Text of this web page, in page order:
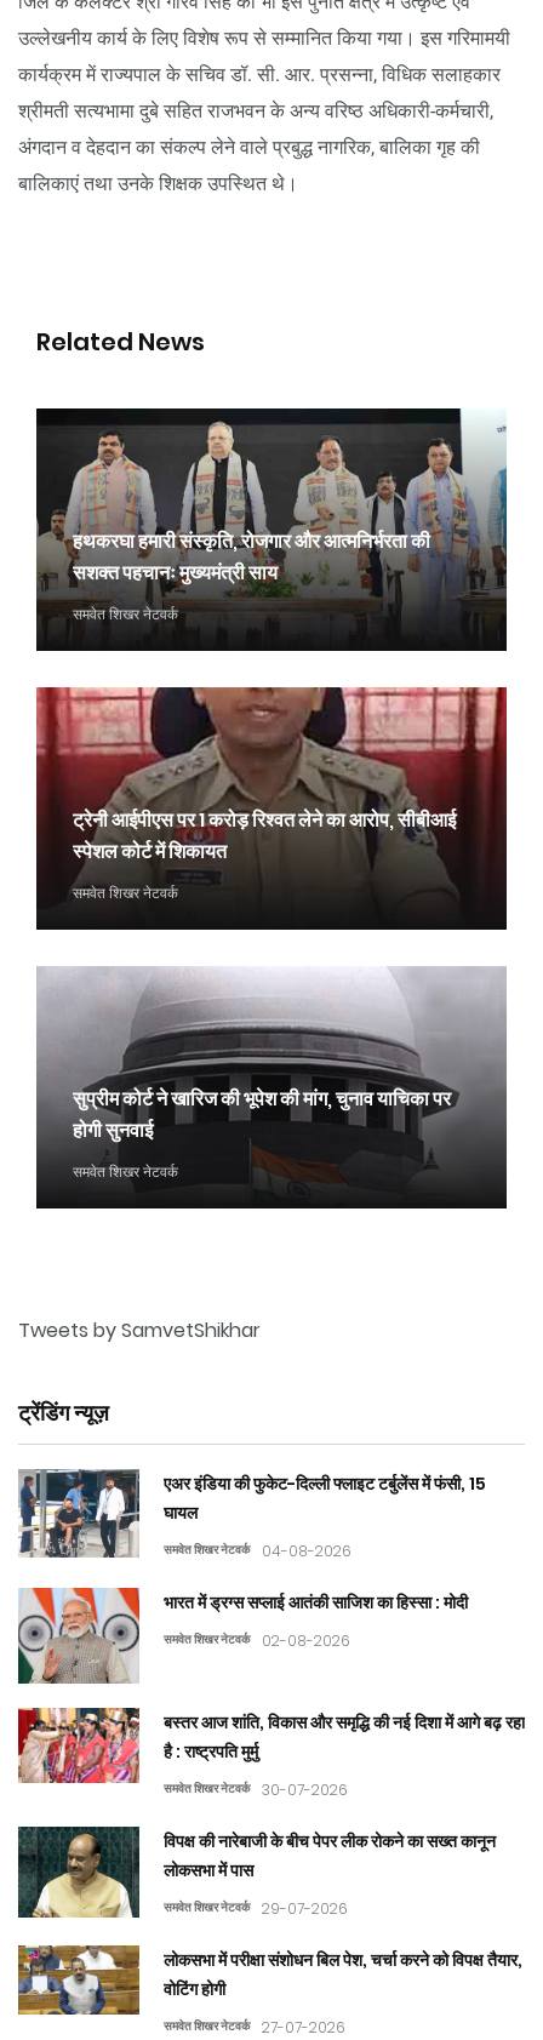
उल्लेखनीय कार्य के लिए विशेष रूप से सम्मानित किया गया। इस गरिमामयी
कार्यक्रम में राज्यपाल के सचिव डॉ. सी. आर. प्रसन्ना, विधिक सलाहकार
श्रीमती सत्यभामा दुबे सहित राजभवन के अन्य वरिष्ठ अधिकारी-कर्मचारी,
अंगदान व देहदान का संकल्प लेने वाले प्रबुद्ध नागरिक, बालिका गृह की
बालिकाएं तथा उनके शिक्षक उपस्थित थे।
Related News
हथकरघा हमारी संस्कृति, रोजगार और आत्मनिर्भरता की
सशक्त पहचानः मुख्यमंत्री साय
समवेत शिखर नेटवर्क
ट्रेनी आईपीएस पर 1 करोड़ रिश्वत लेने का आरोप, सीबीआई
स्पेशल कोर्ट में शिकायत
समवेत शिखर नेटवर्क
सुप्रीम कोर्ट ने खारिज की भूपेश की मांग, चुनाव याचिका पर
होगी सुनवाई
समवेत शिखर नेटवर्क
Tweets by SamvetShikhar
ट्रेंडिंग न्यूज़
एअर इंडिया की फुकेट-दिल्ली फ्लाइट टर्बुलेंस में फंसी, 15
घायल
समवेत शिखर नेटवर्क 04-08-2026
भारत में ड्रग्स सप्लाई आतंकी साजिश का हिस्सा : मोदी
समवेत शिखर नेटवर्क 02-08-2026
बस्तर आज शांति, विकास और समृद्धि की नई दिशा में आगे बढ़ रहा
है : राष्ट्रपति मुर्मु
समवेत शिखर नेटवर्क 30-07-2026
विपक्ष की नारेबाजी के बीच पेपर लीक रोकने का सख्त कानून
लोकसभा में पास
समवेत शिखर नेटवर्क 29-07-2026
लोकसभा में परीक्षा संशोधन बिल पेश, चर्चा करने को विपक्ष तैयार,
वोटिंग होगी
समवेत शिखर नेटवर्क 27-07-2026